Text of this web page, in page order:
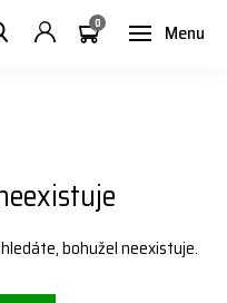
Menu
0
bohužel neexistuje.